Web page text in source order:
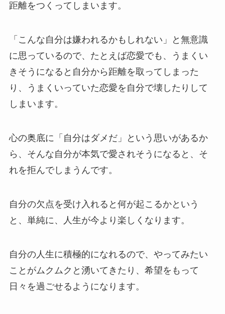
距離をつくってしまいます。
「こんな自分は嫌われるかもしれない」と無意識
に思っているので、たとえば恋愛でも、うまくい
きそうになると自分から距離を取ってしまった
り、うまくいっていた恋愛を自分で壊したりして
しまいます。
心の奥底に「自分はダメだ」という思いがあるか
ら、そんな自分が本気で愛されそうになると、そ
れを拒んでしまうんです。
自分の欠点を受け入れると何が起こるかという
と、単純に、人生が今より楽しくなります。
自分の人生に積極的になれるので、やってみたい
ことがムクムクと湧いてきたり、希望をもって
日々を過ごせるようになります。